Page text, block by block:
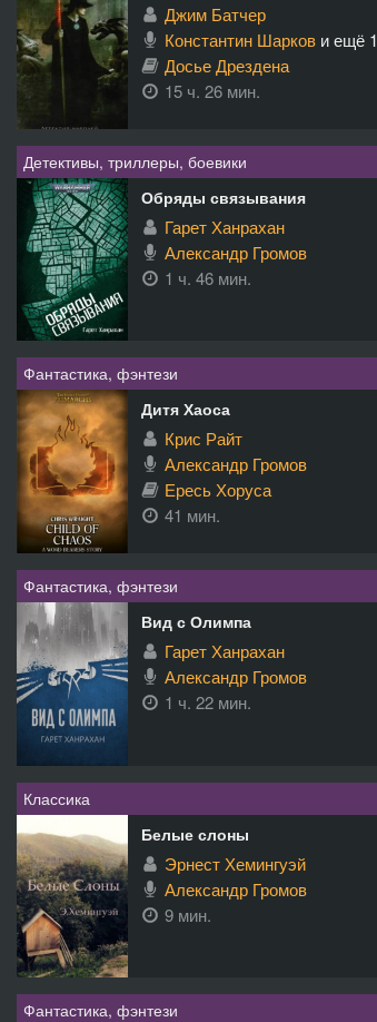
Джим Батчер
Константин Шарков и ещё 1
Досье Дрездена
15 ч. 26 мин.
Детективы, триллеры, боевики
Обряды связывания
Гарет Ханрахан
Александр Громов
1 ч. 46 мин.
Фантастика, фэнтези
Дитя Хаоса
Крис Райт
Александр Громов
Ересь Хоруса
41 мин.
Фантастика, фэнтези
Вид с Олимпа
Гарет Ханрахан
Александр Громов
1 ч. 22 мин.
Классика
Белые слоны
Эрнест Хемингуэй
Александр Громов
9 мин.
Фантастика, фэнтези